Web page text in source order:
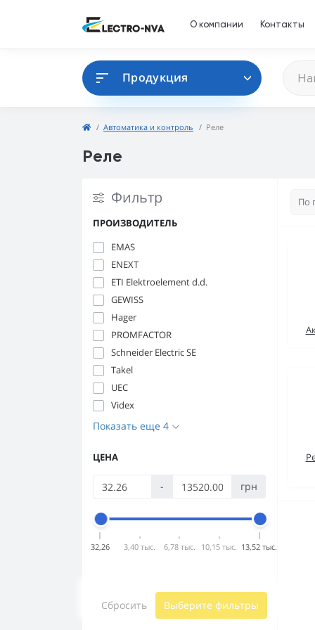
О компании Контакты
Продукция
Автоматика и контроль Реле
Реле
Фильтр
ПРОИЗВОДИТЕЛЬ
EMAS
ENEXT
ETI Elektroelement d.d.
GEWISS
Hager
PROMFACTOR
Schneider Electric SE
Takel
UEC
Videx
Показать еще 4
ЦЕНА
- грн
32,26 3,40 тыс. 6,78 тыс. 10,15 тыс. 13,52 тыс.
Сбросить Выберите фильтры